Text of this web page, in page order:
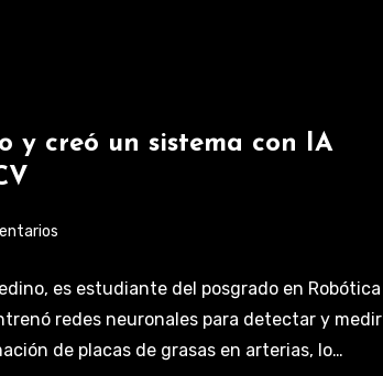
y creó un sistema con IA
es estudiante del posgrado en Robótica
redes neuronales para detectar y medir
de placas de grasas en arterias, lo…